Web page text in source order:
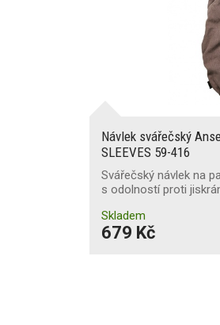
Návlek svářečský
SLEEVES 59-416
Svářečský návlek na
s odolností proti
Skladem
679 Kč